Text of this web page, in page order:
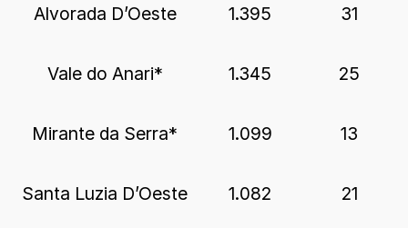
Alvorada D’Oeste 1.395 31
Vale do Anari* 1.345 25
Mirante da Serra* 1.099 13
Santa Luzia D’Oeste 1.082 21